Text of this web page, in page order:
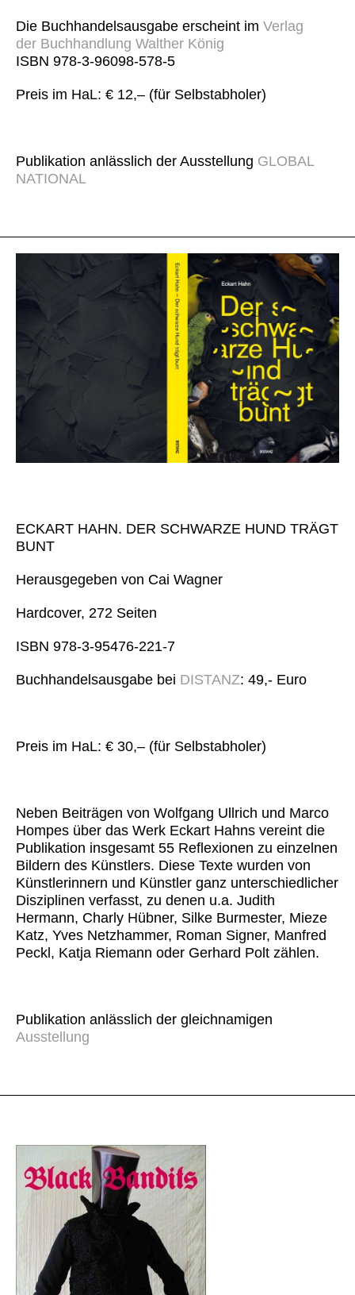
Die Buchhandelsausgabe erscheint im Verlag
der Buchhandlung Walther König
ISBN 978-3-96098-578-5
Preis im HaL: € 12,– (für Selbstabholer)
Publikation anlässlich der Ausstellung GLOBAL
NATIONAL
ECKART HAHN. DER SCHWARZE HUND TRÄGT
BUNT
Herausgegeben von Cai Wagner
Hardcover, 272 Seiten
ISBN 978-3-95476-221-7
Buchhandelsausgabe bei DISTANZ: 49,- Euro
Preis im HaL: € 30,– (für Selbstabholer)
Neben Beiträgen von Wolfgang Ullrich und Marco
Hompes über das Werk Eckart Hahns vereint die
Publikation insgesamt 55 Reflexionen zu einzelnen
Bildern des Künstlers. Diese Texte wurden von
Künstlerinnern und Künstler ganz unterschiedlicher
Disziplinen verfasst, zu denen u.a. Judith
Hermann, Charly Hübner, Silke Burmester, Mieze
Katz, Yves Netzhammer, Roman Signer, Manfred
Peckl, Katja Riemann oder Gerhard Polt zählen.
Publikation anlässlich der gleichnamigen
Ausstellung